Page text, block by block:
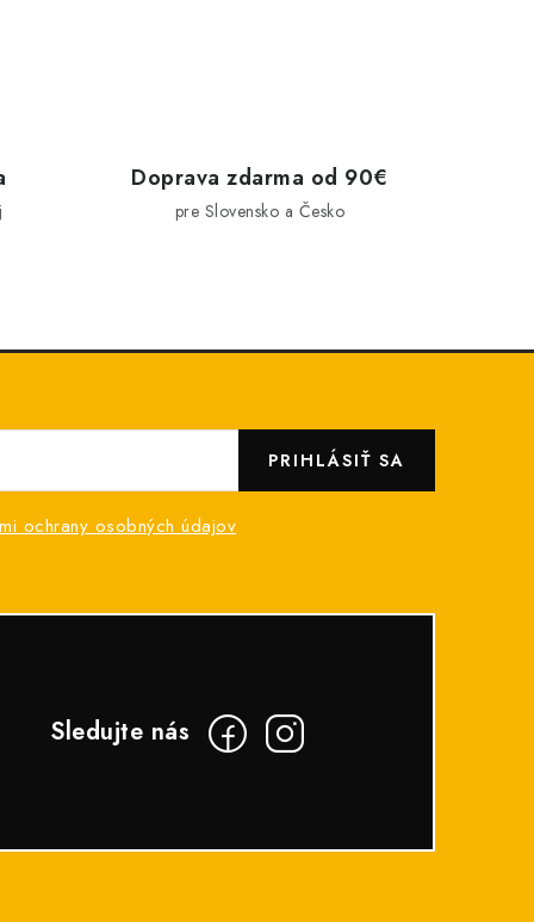
Doprava zdarma od 90€
pre Slovensko a Česko
ochrany osobných údajov
PRIHLÁSIŤ SA